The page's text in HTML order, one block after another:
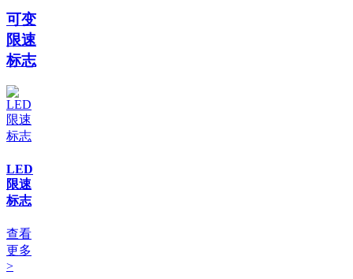
可变
限速
标志
LED
限速
标志
查看
更多
>